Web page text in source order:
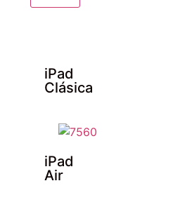
iPad
Clásica
iPad
Air